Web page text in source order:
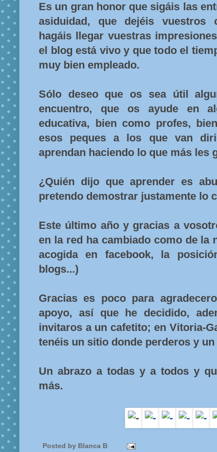
Es un gran honor que sigáis las
asiduidad, que dejéis vuestros
hagáis llegar vuestras
el blog está vivo y que todo el
muy bien empleado.
Sólo deseo que os sea útil
encuentro, que os ayude en
educativa, bien como profes,
esos peques a los que van
aprendan haciendo lo que más les
¿Quién dijo que aprender es
pretendo demostrar justamente lo
Este último año y gracias a
en la red ha cambiado como de la
acogida en facebook, la
blogs...)
Gracias es poco para
apoyo, así que he decidido,
invitaros a un cafetito; en Vitoria-
tenéis un sitio donde perderos y
Un abrazo a todas y a todos y
más.
Posted by Blanca B